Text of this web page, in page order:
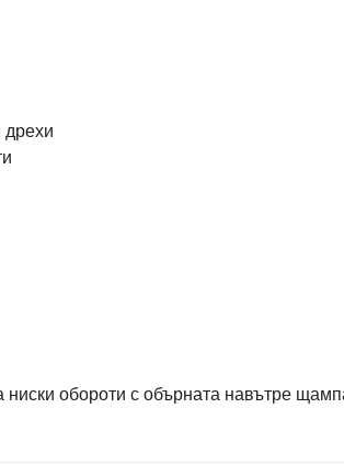
дрехи
обороти с обърната навътре